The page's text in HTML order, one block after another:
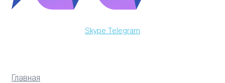
Skype Telegram
Главная